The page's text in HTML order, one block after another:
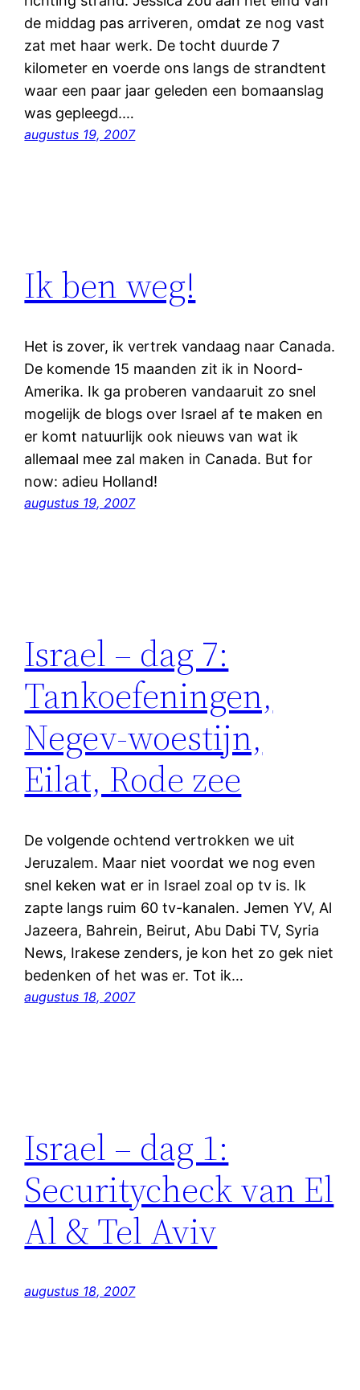
de middag pas arriveren, omdat ze nog vast
zat met haar werk. De tocht duurde 7
kilometer en voerde ons langs de strandtent
waar een paar jaar geleden een bomaanslag
was gepleegd.…
augustus 19, 2007
Ik ben weg!
Het is zover, ik vertrek vandaag naar Canada.
De komende 15 maanden zit ik in Noord-
Amerika. Ik ga proberen vandaaruit zo snel
mogelijk de blogs over Israel af te maken en
er komt natuurlijk ook nieuws van wat ik
allemaal mee zal maken in Canada. But for
now: adieu Holland!
augustus 19, 2007
Israel – dag 7:
Tankoefeningen,
Negev-woestijn,
Eilat, Rode zee
De volgende ochtend vertrokken we uit
Jeruzalem. Maar niet voordat we nog even
snel keken wat er in Israel zoal op tv is. Ik
zapte langs ruim 60 tv-kanalen. Jemen YV, Al
Jazeera, Bahrein, Beirut, Abu Dabi TV, Syria
News, Irakese zenders, je kon het zo gek niet
bedenken of het was er. Tot ik…
augustus 18, 2007
Israel – dag 1:
Securitycheck van El
Al & Tel Aviv
augustus 18, 2007